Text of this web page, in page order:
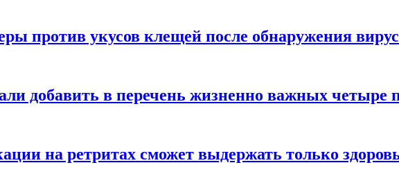
против укусов клещей после обнаружения
добавить в перечень жизненно важных четыре
на ретритах сможет выдержать только